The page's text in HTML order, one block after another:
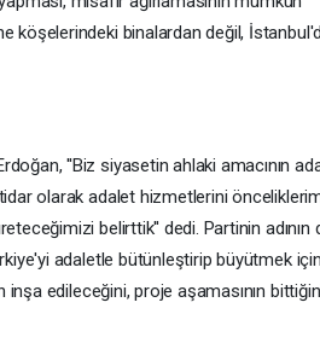
köşelerindeki binalardan değil,
''Biz siyasetin ahlaki amacının
olarak adalet hizmetlerini
belirttik'' dedi. Partinin adının
adaletle bütünleştirip büyütmek
inşa edileceğini, proje aşamasının